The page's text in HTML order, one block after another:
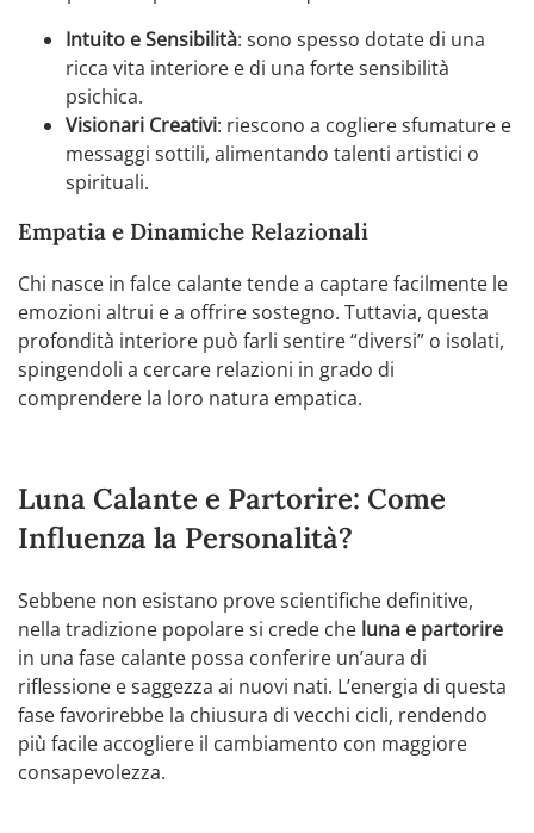
Intuito e Sensibilità: sono spesso dotate di una
ricca vita interiore e di una forte sensibilità
psichica.
Visionari Creativi: riescono a cogliere sfumature e
messaggi sottili, alimentando talenti artistici o
spirituali.
Empatia e Dinamiche Relazionali
Chi nasce in falce calante tende a captare facilmente le
emozioni altrui e a offrire sostegno. Tuttavia, questa
profondità interiore può farli sentire “diversi” o isolati,
spingendoli a cercare relazioni in grado di
comprendere la loro natura empatica.
Luna Calante e Partorire: Come
Influenza la Personalità?
Sebbene non esistano prove scientifiche definitive,
nella tradizione popolare si crede che luna e partorire
in una fase calante possa conferire un’aura di
riflessione e saggezza ai nuovi nati. L’energia di questa
fase favorirebbe la chiusura di vecchi cicli, rendendo
più facile accogliere il cambiamento con maggiore
consapevolezza.